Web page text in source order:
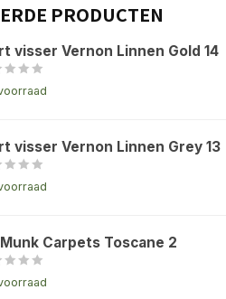
PRODUCTEN
visser Vernon Linnen Gold 14
visser Vernon Linnen Grey 13
Munk Carpets Toscane 2